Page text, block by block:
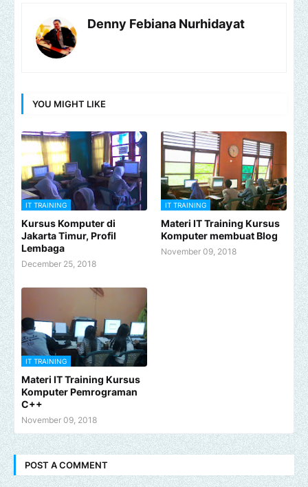
Denny Febiana Nurhidayat
YOU MIGHT LIKE
IT TRAINING
Kursus Komputer di
Jakarta Timur, Profil
Lembaga
December 25, 2018
IT TRAINING
Materi IT Training Kursus
Komputer membuat Blog
November 09, 2018
IT TRAINING
Materi IT Training Kursus
Komputer Pemrograman
C++
November 09, 2018
POST A COMMENT